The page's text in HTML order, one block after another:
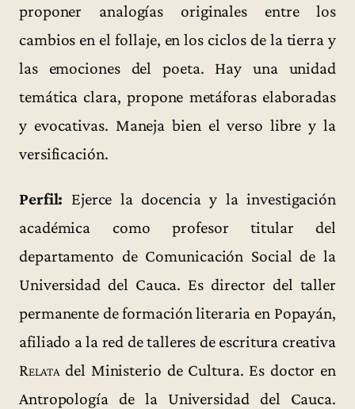
proponer analogías originales entre los
cambios en el follaje, en los ciclos de la tierra y
las emociones del poeta. Hay una unidad
temática clara, propone metáforas elaboradas
y evocativas. Maneja bien el verso libre y la
versificación.
Perfil: Ejerce la docencia y la investigación
académica como profesor titular del
departamento de Comunicación Social de la
Universidad del Cauca. Es director del taller
permanente de formación literaria en Popayán,
afiliado a la red de talleres de escritura creativa
Relata del Ministerio de Cultura. Es doctor en
Antropología de la Universidad del Cauca.